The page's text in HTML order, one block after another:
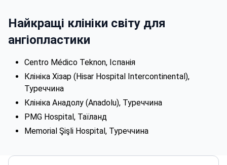
Найкращі клініки світу для
ангіопластики
Centro Médico Teknon, Іспанія
Клініка Хізар (Hisar Hospital Intercontinental),
Туреччина
Клініка Анадолу (Anadolu), Туреччина
PMG Hospital, Таїланд
Memorial Şişli Hospital, Туреччина